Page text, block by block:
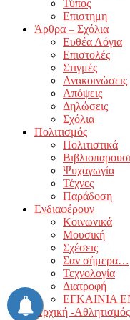
Τύπος
Επιστημη
Άρθρα – Σχόλια
Ευθέα Λόγια
Επιστολές
Στιγμές
Ανακοινώσεις
Απόψεις
Δηλώσεις
Σχόλια
Πολιτισμός
Πολιτιστικά
Ψυχαγωγία
Τέχνες
Παράδοση
Ενδιαφέρουν
Κοινωνικά
Μουσική
Σχέσεις
Σαν σήμερα…
Τεχνολογία
Διατροφή
ΕΓΚΑΙΝΙΑ
Αρχική -Αθλητισμός